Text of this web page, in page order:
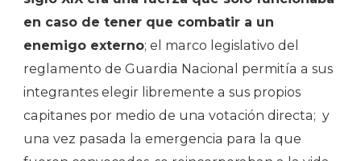
en caso de tener que combatir a un
enemigo externo; el marco legislativo del
reglamento de Guardia Nacional permitía a sus
integrantes elegir libremente a sus propios
capitanes por medio de una votación directa; y
una vez pasada la emergencia para la que